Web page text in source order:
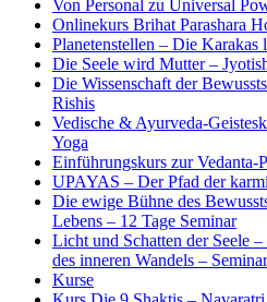
Von Personal zu Universal
Onlinekurs Brihat Parashara
Planetenstellen – Die Karakas
Die Seele wird Mutter –
Die Wissenschaft der
Rishis
Vedische & Ayurveda-
Yoga
Einführungskurs zur Vedanta-
UPAYAS – Der Pfad der
Die ewige Bühne des
Lebens – 12 Tage Seminar
Licht und Schatten der Seele
des inneren Wandels – Seminar
Kurse